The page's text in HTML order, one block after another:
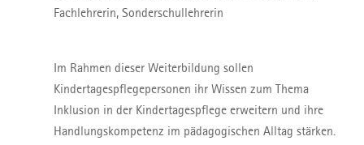
Fachlehrerin, Sonderschullehrerin
Im Rahmen dieser Weiterbildung sollen
Kindertagespflegepersonen ihr Wissen zum Thema
Inklusion in der Kindertagespflege erweitern und ihre
Handlungskompetenz im pädagogischen Alltag stärken.